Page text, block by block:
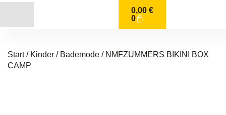
0,00 €
0
Start/ Kinder / Bademode / NMFZUMMERS BIKINI BOX
CAMP